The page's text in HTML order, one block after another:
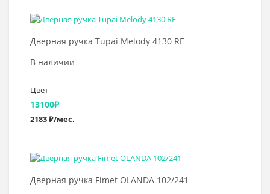
Дверная ручка Tupai Melody 4130 RE
В наличии
Цвет
13100₽
2183 ₽/мес.
Выбрать >
Дверная ручка Fimet OLANDA 102/241
Выбрать >